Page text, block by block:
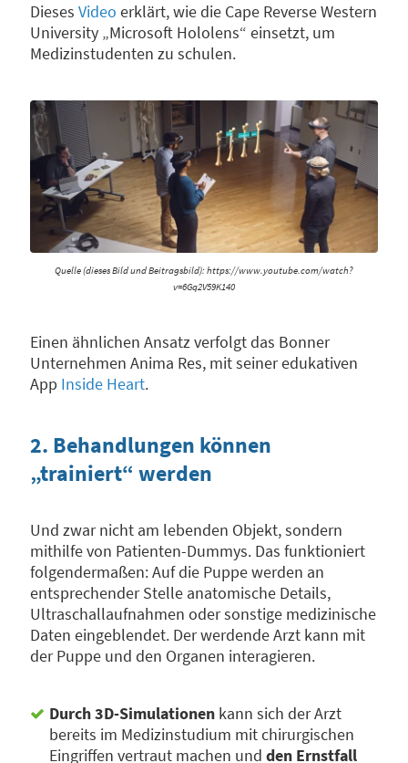
Dieses Video erklärt, wie die Cape Reverse Western
University „Microsoft Hololens“ einsetzt, um
Medizinstudenten zu schulen.
Quelle (dieses Bild und Beitragsbild): https://www.youtube.com/watch?
v=6Gq2V59K140
Einen ähnlichen Ansatz verfolgt das Bonner
Unternehmen Anima Res, mit seiner edukativen
App Inside Heart.
2. Behandlungen können
„trainiert“ werden
Und zwar nicht am lebenden Objekt, sondern
mithilfe von Patienten-Dummys. Das funktioniert
folgendermaßen: Auf die Puppe werden an
entsprechender Stelle anatomische Details,
Ultraschallaufnahmen oder sonstige medizinische
Daten eingeblendet. Der werdende Arzt kann mit
der Puppe und den Organen interagieren.
Durch 3D-Simulationen kann sich der Arzt
bereits im Medizinstudium mit chirurgischen
Eingriffen vertraut machen und den Ernstfall